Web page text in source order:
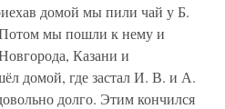
домой мы пили чай у Б.
мы пошли к нему и
Казани и
домой, где застал И. В. и А.
долго. Этим кончился